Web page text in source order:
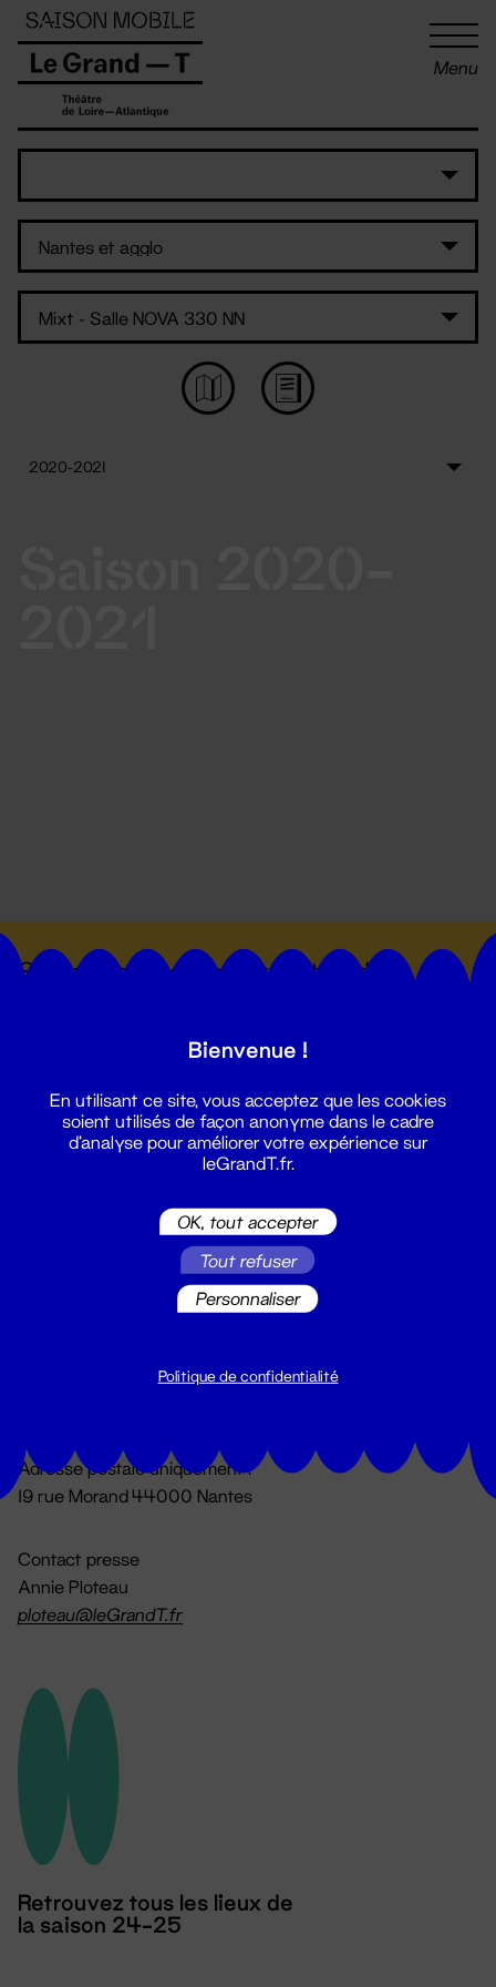
Menu
Suivez toutes les actualités du
Du lundi au vendredi 14h → 18h
Adresse postale uniquement :
19 rue Morand 44000 Nantes
Contact presse
Annie Ploteau
ploteau@leGrandT.fr
Retrouvez tous les lieux de
la saison 24-25
Panneau de gestion des cookies
Bienvenue !
En utilisant ce site, vous acceptez que les cookies
soient utilisés de façon anonyme dans le cadre
d'analyse pour améliorer votre expérience sur
leGrandT.fr.
OK, tout accepter
Tout refuser
Personnaliser
Politique de confidentialité